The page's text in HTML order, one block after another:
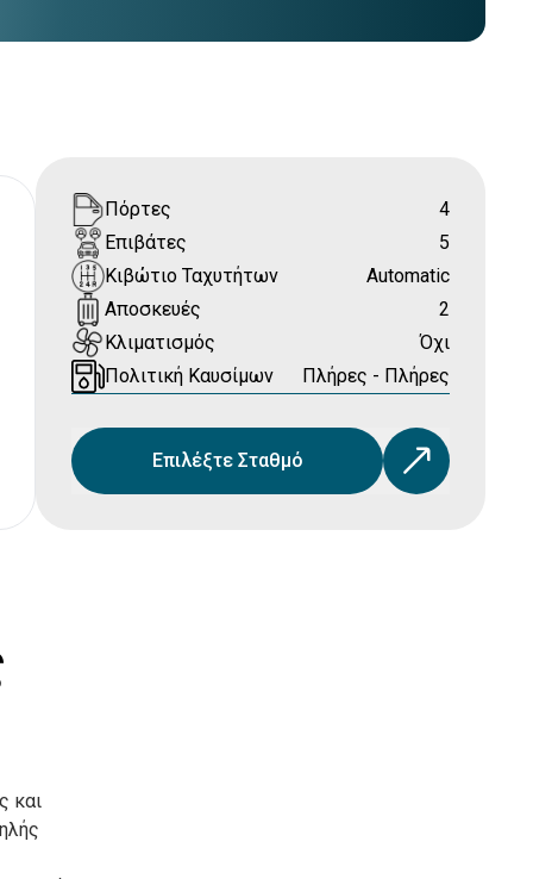
Πόρτες
4
Επιβάτες
5
Κιβώτιο Ταχυτήτων
Automatic
Αποσκευές
2
Κλιματισμός
Όχι
Πολιτική Καυσίμων
Πλήρες - Πλήρες
Επιλέξτε Σταθμό
και